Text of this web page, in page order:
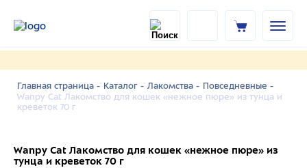
Главная страница - Каталог - Лакомства - Повседневные -
Wanpy Cat Лакомство для кошек «нежное пюре» из тунца и
креветок 70 г
Wanpy Cat Лакомство для кошек «нежное пюре» из
тунца и креветок 70 г